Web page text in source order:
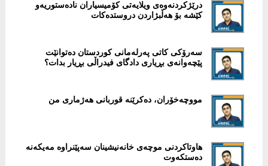
درێژكردنەوەی ویلایەتی كۆمیسیاران نادەستوریەو
كێشە بۆ هەڵبژاردن دروستدەكات
سەرۆكی كاتی پەرلەمانی کوردستان دەتوانێت
پێچەوانەی بڕیاری دادگای فیدراڵی بڕیار بدات؟
مووچەخۆران، دەکرێنە قوربانی هەژماری من
هاوتاكردنی موچەی خانەنیشینان سەپێنراوە مەیكەنە
دەستكەوت